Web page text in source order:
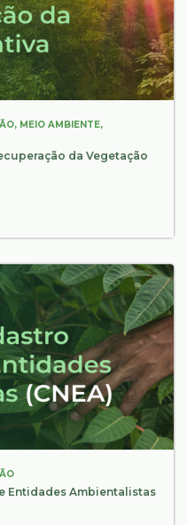
, MEIO AMBIENTE,
da Vegetação
Entidades Ambientalistas